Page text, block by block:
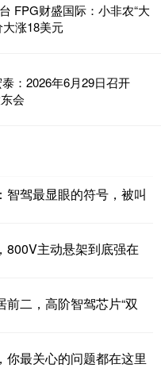
FPG财盛国际：小非农“大
涨18美元
：2026年6月29日召开
会
智驾最显眼的符号，被叫
800V主动悬架到底强在
二，高阶智驾芯片“双
你最关心的问题都在这里